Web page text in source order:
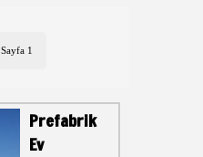
Sayfa 1
Prefabrik
Ev